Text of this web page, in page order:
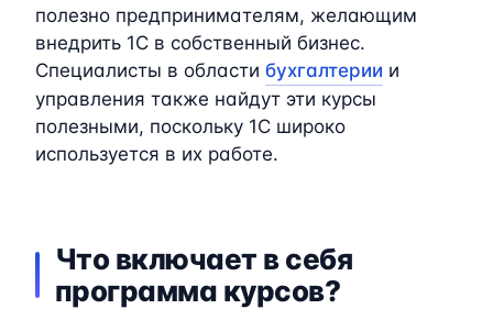
полезно предпринимателям, желающим
внедрить 1C в собственный бизнес.
Специалисты в области бухгалтерии и
управления также найдут эти курсы
полезными, поскольку 1C широко
используется в их работе.
Что включает в себя
программа курсов?